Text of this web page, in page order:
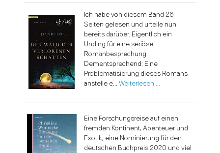
Ich habe von diesem Band 26
Seiten gelesen und urteile nun
bereits darüber. Eigentlich ein
Unding für eine seriöse
Romanbesprechung.
Dementsprechend: Eine
Problematisierung dieses Romans
anstelle e... Weiterlesen …
Eine Forschungsreise auf einen
fremden Kontinent, Abenteuer und
Exotik, eine Nominierung für den
deutschen Buchpreis 2020 und viel